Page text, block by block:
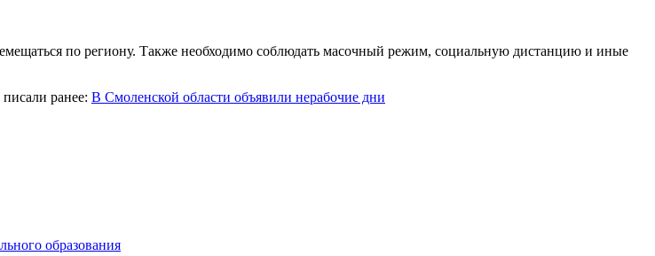
по региону. Также необходимо соблюдать масочный режим, социальную дистанцию и иные
ранее: В Смоленской области объявили нерабочие дни
образования